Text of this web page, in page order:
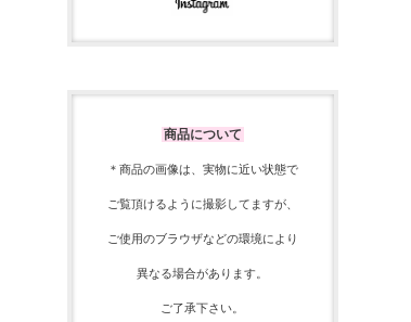
商品について
＊商品の画像は、実物に近い状態で
ご覧頂けるように撮影してますが、
ご使用のブラウザなどの環境により
異なる場合があります。
ご了承下さい。